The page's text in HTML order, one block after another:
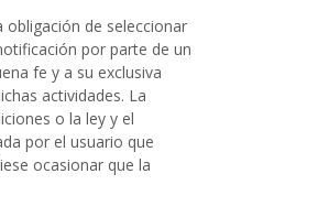
de seleccionar
por parte de un
fe y a su exclusiva
actividades. La
o la ley y el
por el usuario que
ocasionar que la